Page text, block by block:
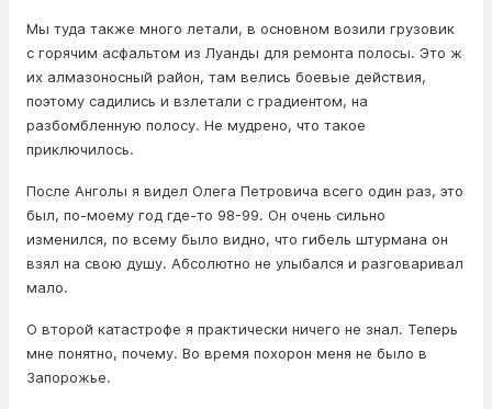
Мы туда также много летали, в основном возили грузовик
с горячим асфальтом из Луанды для ремонта полосы. Это ж
их алмазоносный район, там велись боевые действия,
поэтому садились и взлетали с градиентом, на
разбомбленную полосу. Не мудрено, что такое
приключилось.
После Анголы я видел Олега Петровича всего один раз, это
был, по-моему год где-то 98-99. Он очень сильно
изменился, по всему было видно, что гибель штурмана он
взял на свою душу. Абсолютно не улыбался и разговаривал
мало.
О второй катастрофе я практически ничего не знал. Теперь
мне понятно, почему. Во время похорон меня не было в
Запорожье.